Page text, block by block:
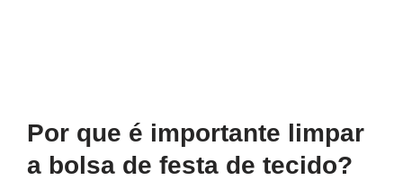
Por que é importante limpar
a bolsa de festa de tecido?